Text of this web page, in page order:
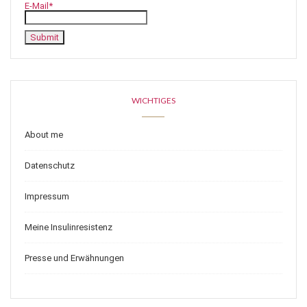
E-Mail*
WICHTIGES
About me
Datenschutz
Impressum
Meine Insulinresistenz
Presse und Erwähnungen